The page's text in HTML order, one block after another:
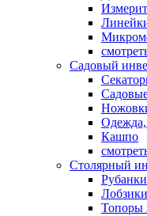
Садовый
Одежда,
Кашпо
Столярный
Рубанки
Лобзики
Топоры